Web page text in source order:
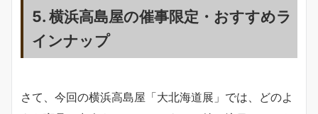
5. 横浜高島屋の催事限定・おすすめラ
インナップ
さて、今回の横浜高島屋「大北海道展」では、どのよ